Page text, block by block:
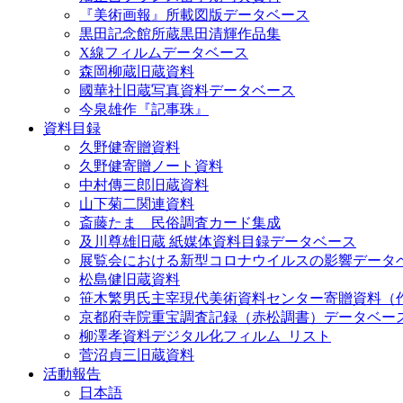
『美術画報』所載図版データベース
黒田記念館所蔵黒田清輝作品集
X線フィルムデータベース
森岡柳蔵旧蔵資料
國華社旧蔵写真資料データベース
今泉雄作『記事珠』
資料目録
久野健寄贈資料
久野健寄贈ノート資料
中村傳三郎旧蔵資料
山下菊二関連資料
斎藤たま 民俗調査カード集成
及川尊雄旧蔵 紙媒体資料目録データベース
展覧会における新型コロナウイルスの影響データ
松島健旧蔵資料
笹木繁男氏主宰現代美術資料センター寄贈資料（
京都府寺院重宝調査記録（赤松調書）データベー
柳澤孝資料デジタル化フィルム_リスト
菅沼貞三旧蔵資料
活動報告
日本語